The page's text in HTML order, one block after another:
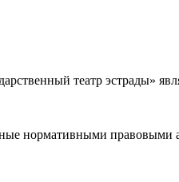
, принимаю её, и даю своё согласие на обработку своих персональных данных (фамилии, имени, адреса электронной
театр эстрады»
нормативными